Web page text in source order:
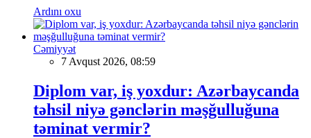
Ardını oxu
Cəmiyyət
7 Avqust 2026, 08:59
Diplom var, iş yoxdur: Azərbaycanda
təhsil niyə gənclərin məşğulluğuna
təminat vermir?